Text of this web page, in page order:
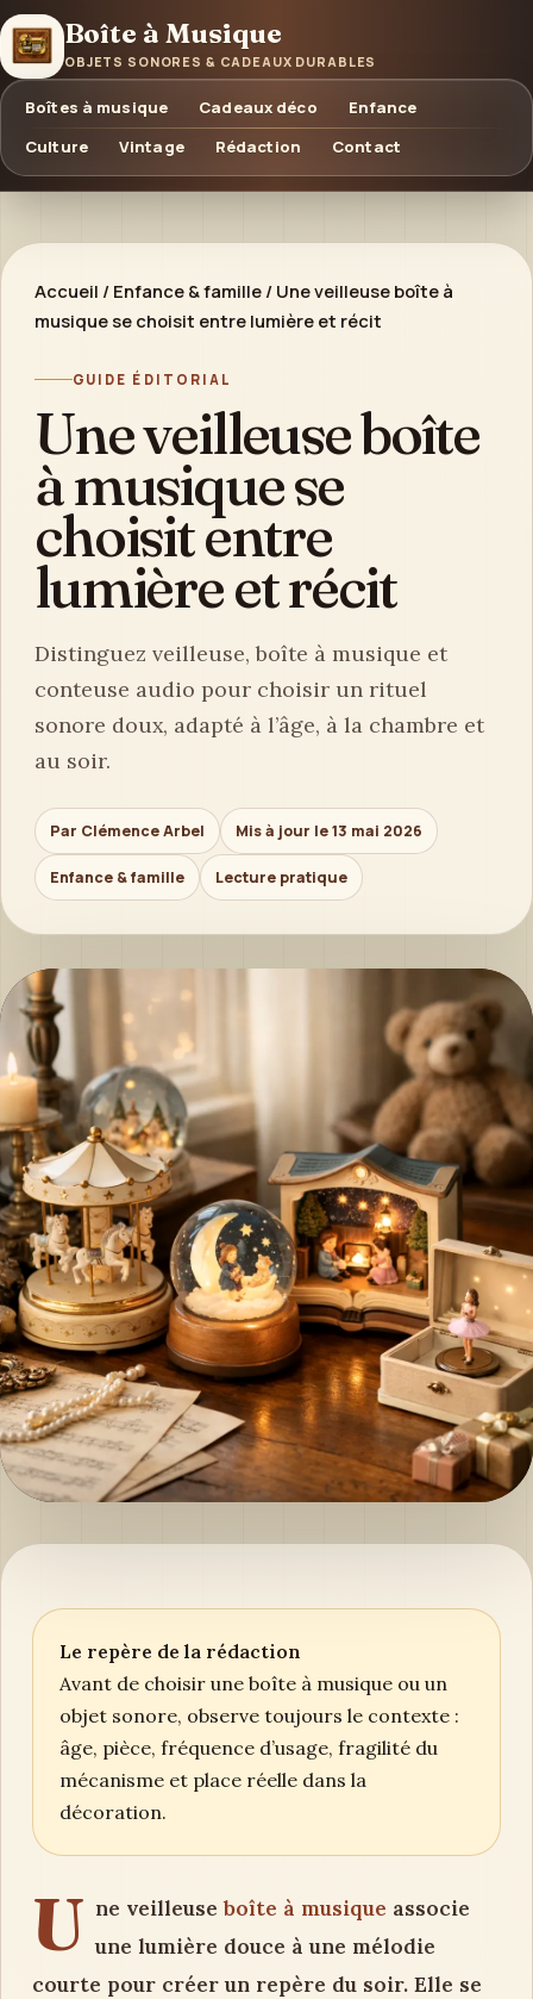
Boîte à Musique
OBJETS SONORES & CADEAUX DURABLES
Boîtes à musique Cadeaux déco
Enfance
Culture
Vintage Rédaction Contact
Accueil / Enfance & famille / Une veilleuse boîte à
musique se choisit entre lumière et récit
GUIDE ÉDITORIAL
Une veilleuse boîte
à musique se
choisit entre
lumière et récit
Distinguez veilleuse, boîte à musique et
conteuse audio pour choisir un rituel
sonore doux, adapté à l’âge, à la chambre et
au soir.
Par Clémence Arbel Mis à jour le 13 mai 2026
Enfance & famille Lecture pratique
Le repère de la rédaction
Avant de choisir une boîte à musique ou un
objet sonore, observe toujours le contexte :
âge, pièce, fréquence d’usage, fragilité du
mécanisme et place réelle dans la
décoration.
U ne veilleuseboîte à musique associe
une lumière douce à une mélodie
courte pour créer un repère du soir. Elle se